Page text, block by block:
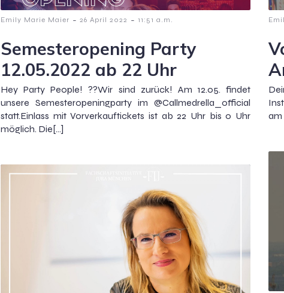
Emily Marie Maier - 26 April 2022 - 11:51 a.m.
Semesteropening Party
12.05.2022 ab 22 Uhr
Hey Party People! ??Wir sind zurück! Am 12.05. findet
unsere Semesteropeningparty im @Callmedrella_official
statt.Einlass mit Vorverkauftickets ist ab 22 Uhr bis 0 Uhr
möglich. Die[…]
am